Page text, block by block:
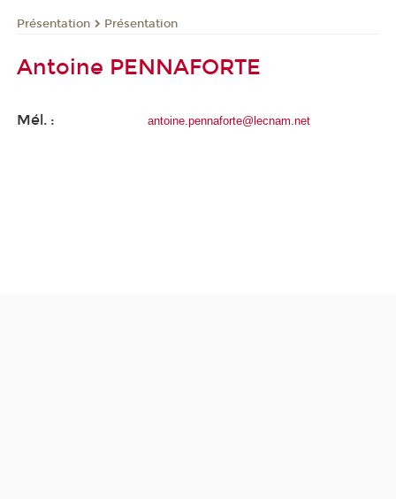
Présentation Présentation
Antoine PENNAFORTE
Mél. : antoine.pennaforte@lecnam.net